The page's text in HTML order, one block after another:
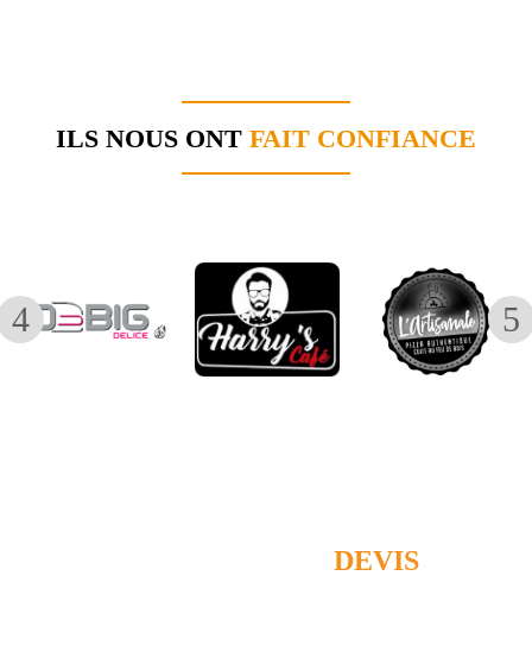
ILS NOUS ONT FAIT CONFIANCE
DEVIS